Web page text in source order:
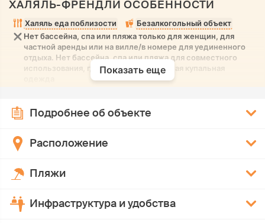
ХАЛЯЛЬ-ФРЕНДЛИ ОСОБЕННОСТИ
Халяль еда поблизости
Безалкогольный объект
Нет бассейна, спа или пляжа только для женщин, для
частной аренды или на вилле/в номере для уединенного
отдыха. Нет бассейна, спа или пляжа для совместного
использования, где разрешена скромная купальная
Показать еще
Подробнее об объекте
Расположение
Пляжи
Инфраструктура и удобства